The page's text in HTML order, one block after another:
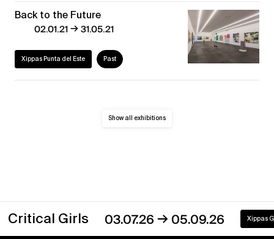
Back to the Future
02.01.21→31.05.21
Xippas Punta del Este Past
Show all exhibitions
Girls 03.07.26→05.09.26 Xippas Geneva